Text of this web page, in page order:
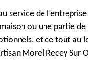
service de
ou une partie de
et ce tout au
Morel Recey Sur